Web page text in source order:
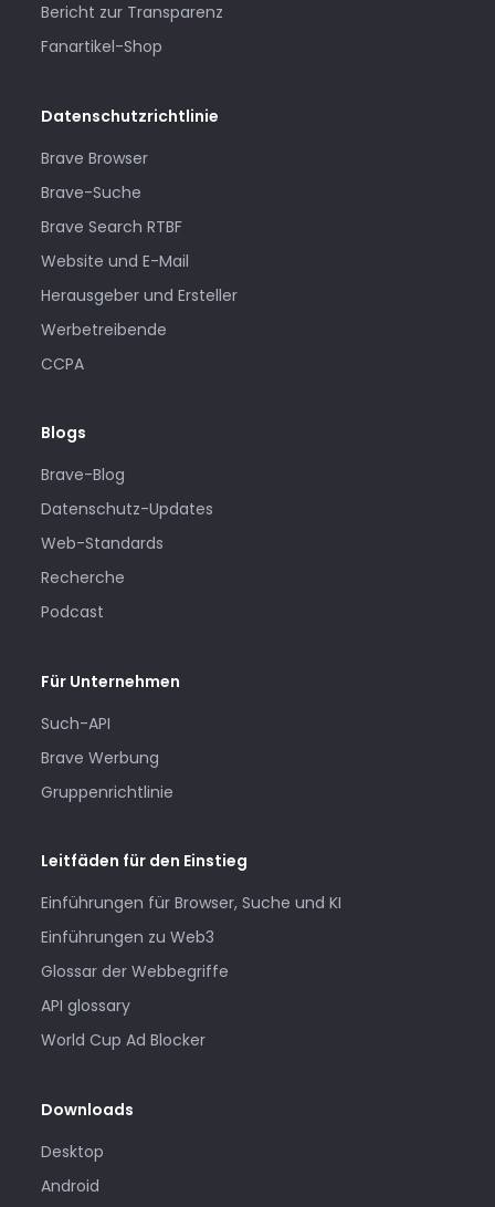
Bericht zur Transparenz
Fanartikel-Shop
Datenschutzrichtlinie
Brave Browser
Brave-Suche
Brave Search RTBF
Website und E-Mail
Herausgeber und Ersteller
Werbetreibende
CCPA
Blogs
Brave-Blog
Datenschutz-Updates
Web-Standards
Recherche
Podcast
Für Unternehmen
Such-API
Brave Werbung
Gruppenrichtlinie
Leitfäden für den Einstieg
Einführungen für Browser, Suche und KI
Einführungen zu Web3
Glossar der Webbegriffe
API glossary
World Cup Ad Blocker
Downloads
Desktop
Android